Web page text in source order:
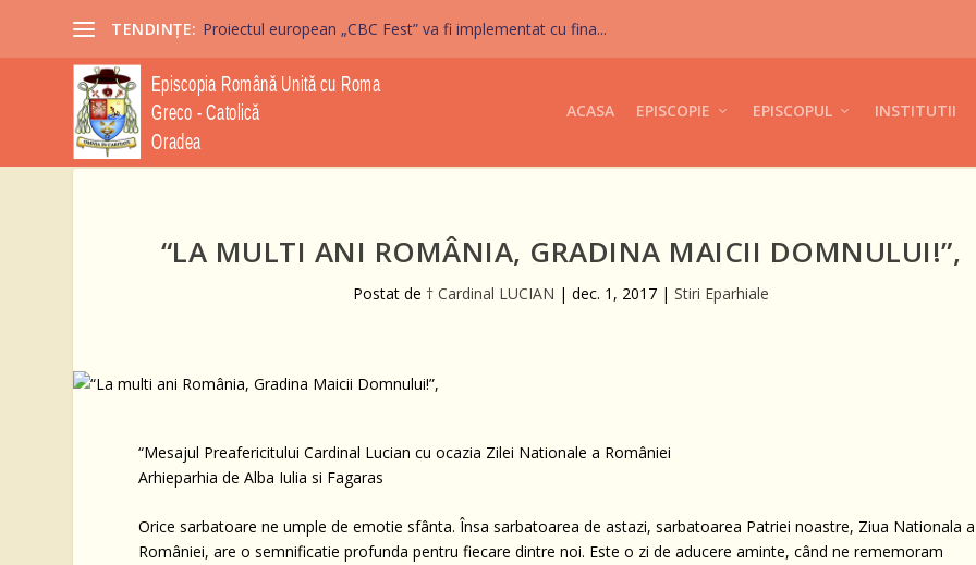
TENDINȚE: Proiectul european „CBC Fest” va fi implementat cu fina...
ACASA EPISCOPIE EPISCOPUL INSTITUTII
“LA MULTI ANI ROMÂNIA, GRADINA MAICII DOMNULUI!”,
Postat de † Cardinal LUCIAN | dec. 1, 2017| Stiri Eparhiale
“Mesajul Preafericitului Cardinal Lucian cu ocazia Zilei Nationale a României
Arhieparhia de Alba Iulia si Fagaras
Orice sarbatoare ne umple de emotie sfânta. Însa sarbatoarea de astazi, sarbatoarea Patriei noastre, Ziua Nationala a
României, are o semnificatie profunda pentru fiecare dintre noi. Este o zi de aducere aminte, când ne rememoram